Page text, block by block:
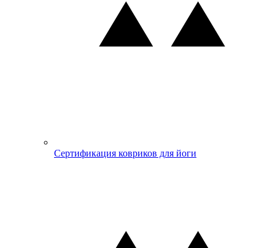
Сертификация ковриков для йоги